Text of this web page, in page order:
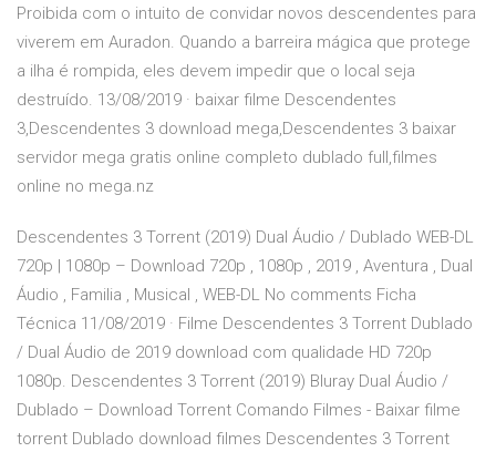
Proibida com o intuito de convidar novos descendentes para
viverem em Auradon. Quando a barreira mágica que protege
a ilha é rompida, eles devem impedir que o local seja
destruído. 13/08/2019 · baixar filme Descendentes
3,Descendentes 3 download mega,Descendentes 3 baixar
servidor mega gratis online completo dublado full,filmes
online no mega.nz
Descendentes 3 Torrent (2019) Dual Áudio / Dublado WEB-DL
720p | 1080p – Download 720p , 1080p , 2019 , Aventura , Dual
Áudio , Familia , Musical , WEB-DL No comments Ficha
Técnica 11/08/2019 · Filme Descendentes 3 Torrent Dublado
/ Dual Áudio de 2019 download com qualidade HD 720p
1080p. Descendentes 3 Torrent (2019) Bluray Dual Áudio /
Dublado – Download Torrent Comando Filmes - Baixar filme
torrent Dublado download filmes Descendentes 3 Torrent